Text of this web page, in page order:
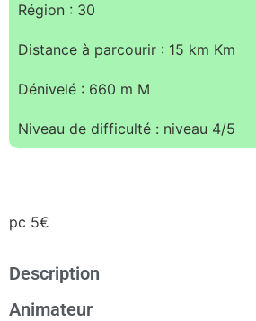
Région : 30
Distance à parcourir : 15 km Km
Dénivelé : 660 m M
Niveau de difficulté : niveau 4/5
pc 5€
Description
Animateur